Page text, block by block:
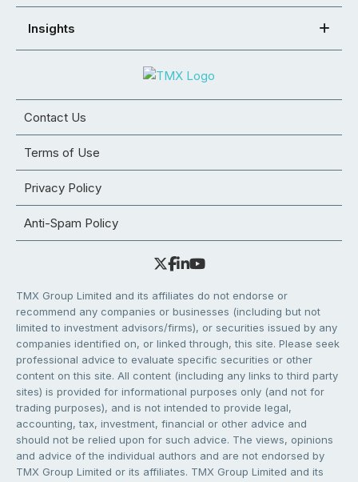
Insights
Contact Us
Terms of Use
Privacy Policy
Anti-Spam Policy
TMX Group Limited and its affiliates do not endorse or
recommend any companies or businesses (including but not
limited to investment advisors/firms), or securities issued by any
companies identified on, or linked through, this site. Please seek
professional advice to evaluate specific securities or other
content on this site. All content (including any links to third party
sites) is provided for informational purposes only (and not for
trading purposes), and is not intended to provide legal,
accounting, tax, investment, financial or other advice and
should not be relied upon for such advice. The views, opinions
and advice of the individual authors and are not endorsed by
TMX Group Limited or its affiliates. TMX Group Limited and its